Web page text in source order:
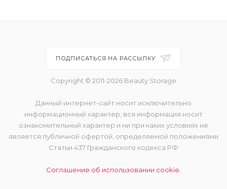
ПОДПИСАТЬСЯ НА РАССЫЛКУ
Copyright © 2011-2026 Beauty Storage
Данный интернет-сайт носит исключительно
информационный характер, вся информация носит
ознакомительный характер и ни при каких условиях не
является публичной офертой, определяемой положениями
Статьи 437 Гражданского кодекса РФ
Соглашение об использовании cookie.